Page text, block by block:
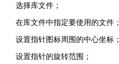
选择库文件；
在库文件中指定要使用的文件；
设置指针图标周围的中心坐标；
设置指针的旋转范围；